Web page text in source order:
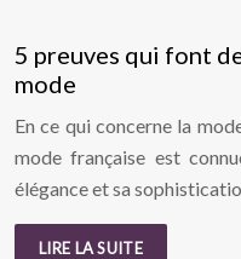
5 preuves qui font
mode
En ce qui concerne la
mode française est
élégance et sa
LIRE LA SUITE